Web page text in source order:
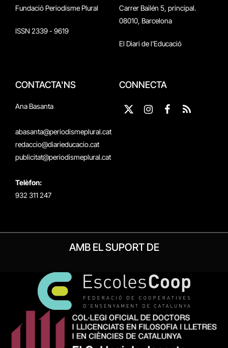
Fundació Periodisme Plural
ISSN 2339 - 9619
Carrer Bailén 5, principal.
08010, Barcelona
El Diari de l'Educació
CONTACTA'NS
Ana Basanta
abasanta@periodismeplural.cat
redaccio@diarieducacio.cat
publicitat@periodismeplural.cat
Telèfon:
932 311 247
CONNECTA
X
Instagram
Facebook
RSS
AMB EL SUPORT DE